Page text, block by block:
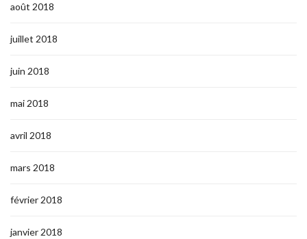
août 2018
juillet 2018
juin 2018
mai 2018
avril 2018
mars 2018
février 2018
janvier 2018